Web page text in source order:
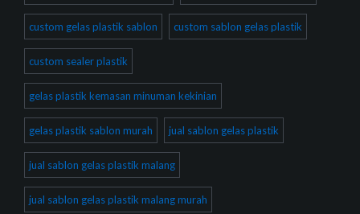
custom gelas plastik sablon custom sablon gelas plastik
custom sealer plastik
gelas plastik kemasan minuman kekinian
gelas plastik sablon murah jual sablon gelas plastik
jual sablon gelas plastik malang
jual sablon gelas plastik malang murah